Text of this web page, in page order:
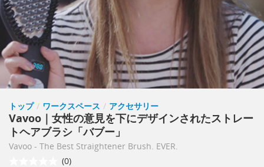
トップ / ワークスペース / アクセサリー
Vavoo｜女性の意見を下にデザインされたストレー
トヘアブラシ「バブー」
Vavoo - The Best Straightener Brush. EVER.
(0)